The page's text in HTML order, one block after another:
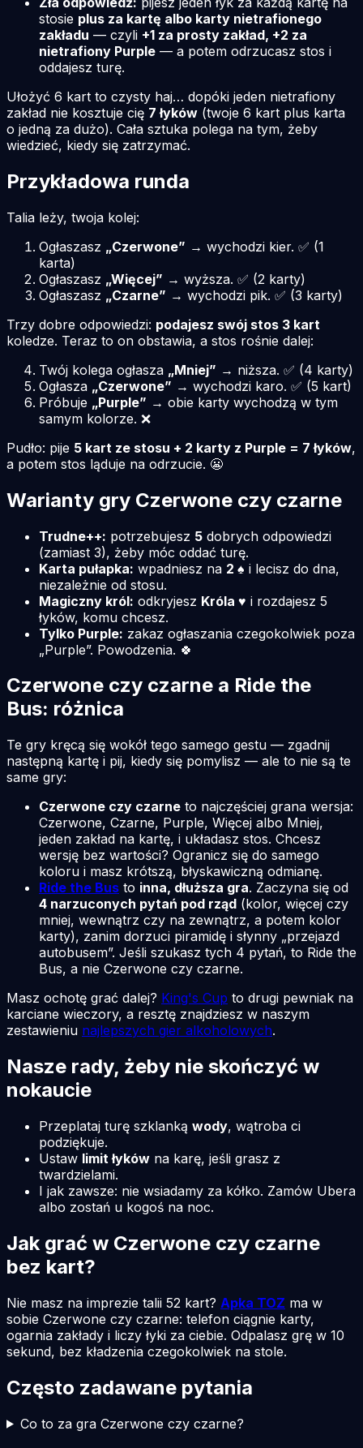
stosie plus za kartę albo karty nietrafionego
zakładu — czyli +1 za prosty zakład, +2 za
nietrafiony Purple — a potem odrzucasz stos i
oddajesz turę.
Ułożyć 6 kart to czysty haj… dopóki jeden nietrafiony
zakład nie kosztuje cię 7 łyków (twoje 6 kart plus karta
o jedną za dużo). Cała sztuka polega na tym, żeby
wiedzieć, kiedy się zatrzymać.
Przykładowa runda
Talia leży, twoja kolej:
Ogłaszasz „Czerwone” → wychodzi kier. ✅ (1
karta)
Ogłaszasz „Więcej” → wyższa. ✅ (2 karty)
Ogłaszasz „Czarne” → wychodzi pik. ✅ (3 karty)
Trzy dobre odpowiedzi: podajesz swój stos 3 kart
koledze. Teraz to on obstawia, a stos rośnie dalej:
Twój kolega ogłasza „Mniej” → niższa. ✅ (4 karty)
Ogłasza „Czerwone” → wychodzi karo. ✅ (5 kart)
Próbuje „Purple” → obie karty wychodzą w tym
samym kolorze. ❌
Pudło: pije 5 kart ze stosu + 2 karty z Purple = 7 łyków,
a potem stos ląduje na odrzucie. 😬
Warianty gry Czerwone czy czarne
Trudne++: potrzebujesz 5 dobrych odpowiedzi
(zamiast 3), żeby móc oddać turę.
Karta pułapka: wpadniesz na 2 ♠ i lecisz do dna,
niezależnie od stosu.
Magiczny król: odkryjesz Króla ♥ i rozdajesz 5
łyków, komu chcesz.
Tylko Purple: zakaz ogłaszania czegokolwiek poza
„Purple”. Powodzenia. 🍀
Czerwone czy czarne a Ride the
Bus: różnica
Te gry kręcą się wokół tego samego gestu — zgadnij
następną kartę i pij, kiedy się pomylisz — ale to nie są te
same gry:
Czerwone czy czarne to najczęściej grana wersja:
Czerwone, Czarne, Purple, Więcej albo Mniej,
jeden zakład na kartę, i układasz stos. Chcesz
wersję bez wartości? Ogranicz się do samego
koloru i masz krótszą, błyskawiczną odmianę.
Ride the Bus to inna, dłuższa gra. Zaczyna się od
4 narzuconych pytań pod rząd (kolor, więcej czy
mniej, wewnątrz czy na zewnątrz, a potem kolor
karty), zanim dorzuci piramidę i słynny „przejazd
autobusem”. Jeśli szukasz tych 4 pytań, to Ride the
Bus, a nie Czerwone czy czarne.
Masz ochotę grać dalej? King's Cup to drugi pewniak na
karciane wieczory, a resztę znajdziesz w naszym
zestawieniu najlepszych gier alkoholowych.
Nasze rady, żeby nie skończyć w
nokaucie
Przeplataj turę szklanką wody, wątroba ci
podziękuje.
Ustaw limit łyków na karę, jeśli grasz z
twardzielami.
I jak zawsze: nie wsiadamy za kółko. Zamów Ubera
albo zostań u kogoś na noc.
Jak grać w Czerwone czy czarne
bez kart?
Nie masz na imprezie talii 52 kart? Apka TOZ ma w
sobie Czerwone czy czarne: telefon ciągnie karty,
ogarnia zakłady i liczy łyki za ciebie. Odpalasz grę w 10
sekund, bez kładzenia czegokolwiek na stole.
Często zadawane pytania
Co to za gra Czerwone czy czarne?